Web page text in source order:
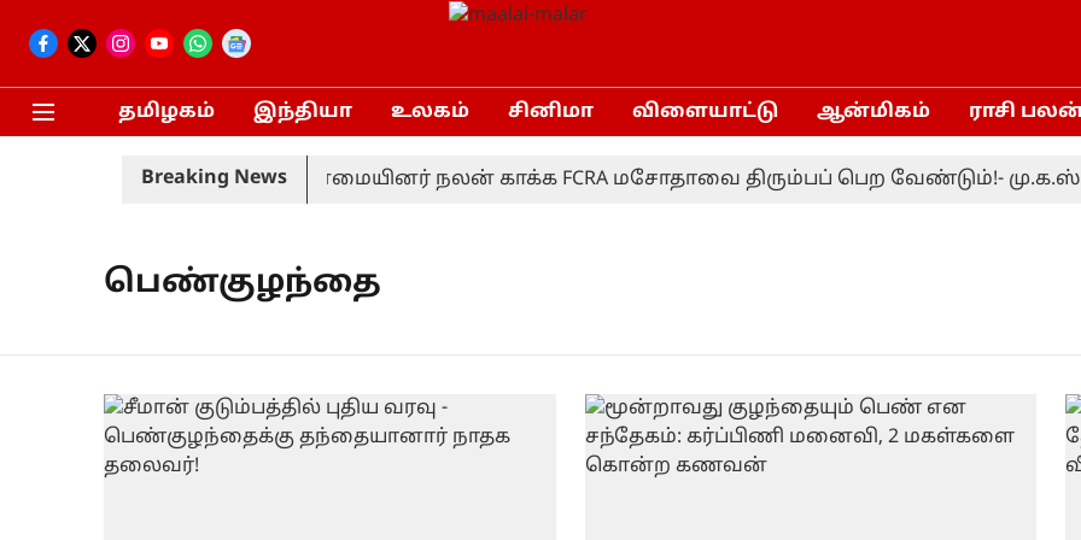
தமிழகம் இந்தியா உலகம் சினிமா விளையாட்டு ஆன்மிகம் ராசி
Breaking News
திடீர் விலகல் சிறுபான்மையினர் நலன் காக்க FCRA மசோதாவை திரும்பப் பெற வேண்டும்!-
பெண்குழந்தை